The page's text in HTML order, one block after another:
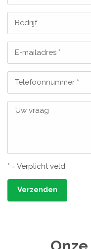
Bedrijf
E-mailadres *
Telefoonnummer *
Uw vraag
* = Verplicht veld
Verzenden